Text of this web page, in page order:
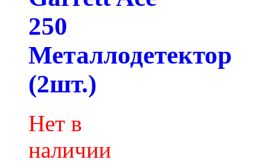
250
Металлодетектор
(2шт.)
Нет в
наличии